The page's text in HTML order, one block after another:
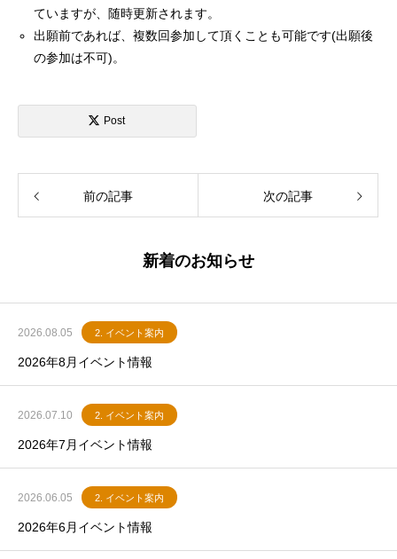
ていますが、随時更新されます。
出願前であれば、複数回参加して頂くことも可能です(出願後
の参加は不可)。
Post
前の記事 次の記事
新着のお知らせ
2026.08.05 2. イベント案内
2026年8月イベント情報
2026.07.10 2. イベント案内
2026年7月イベント情報
2026.06.05 2. イベント案内
2026年6月イベント情報